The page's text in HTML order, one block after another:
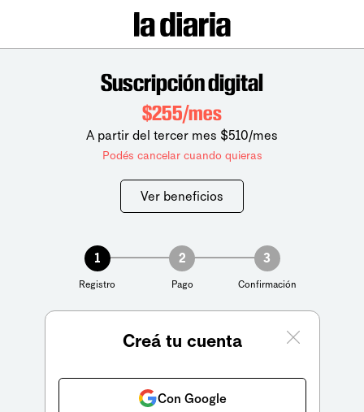
Suscripción digital
$255/mes
A partir del tercer mes $510/mes
Podés cancelar cuando quieras
Ver beneficios
1
Registro
2
Pago
3
Confirmación
Creá tu cuenta
Con Google